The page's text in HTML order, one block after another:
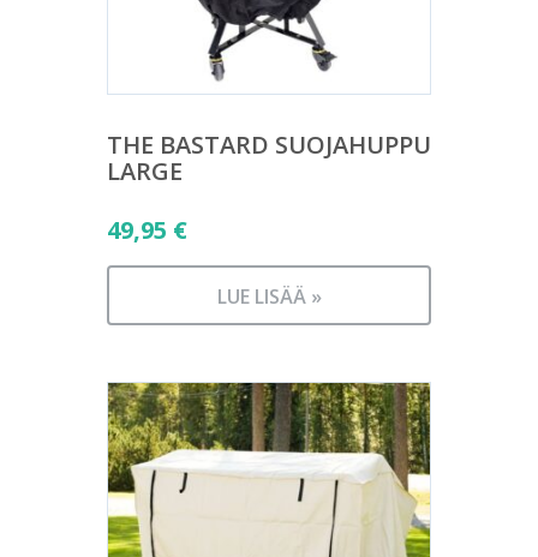
THE BASTARD SUOJAHUPPU
LARGE
49,95 €
LUE LISÄÄ »